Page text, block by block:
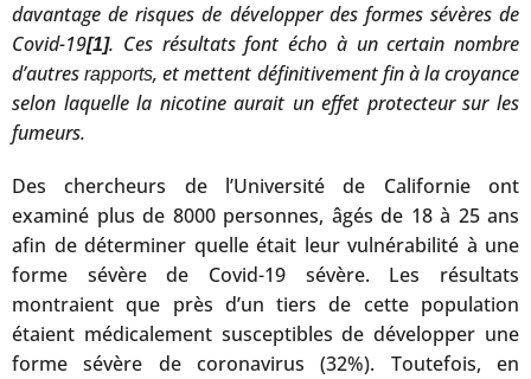
davantage de risques de développer des formes sévères de
Covid-19[1]. Ces résultats font écho à un certain nombre
d’autresrapports, et mettent définitivement fin à la croyance
selon laquelle la nicotine aurait un effet protecteur sur les
fumeurs.
Des chercheurs de l’Université de Californie ont
examiné plus de 8000 personnes, âgés de 18 à 25 ans
afin de déterminer quelle était leur vulnérabilité à une
forme sévère de Covid-19 sévère. Les résultats
montraient que près d’un tiers de cette population
étaient médicalement susceptibles de développer une
forme sévère de coronavirus (32%). Toutefois, en